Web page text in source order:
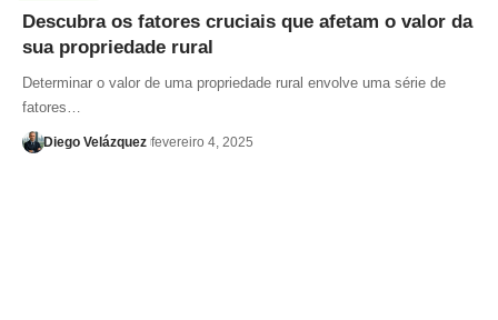
Descubra os fatores cruciais que afetam o valor da
sua propriedade rural
Determinar o valor de uma propriedade rural envolve uma série de
fatores…
Diego Velázquez fevereiro 4, 2025